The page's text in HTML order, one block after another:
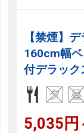
【禁煙】
160cm幅
付デラック
5,035円